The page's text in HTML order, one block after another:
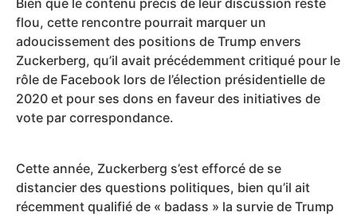
flou, cette rencontre pourrait marquer un
adoucissement des positions de Trump envers
Zuckerberg, qu’il avait précédemment critiqué pour le
rôle de Facebook lors de l’élection présidentielle de
2020 et pour ses dons en faveur des initiatives de
vote par correspondance.
Cette année, Zuckerberg s’est efforcé de se
distancier des questions politiques, bien qu’il ait
récemment qualifié de « badass » la survie de Trump